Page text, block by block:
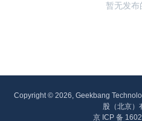
暂无发布
Copyright © 2026, Geekbang
股（北京）
京 ICP 备